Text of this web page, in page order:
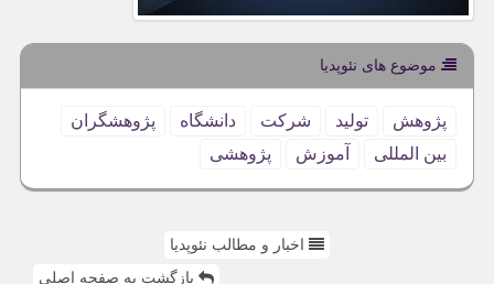
موضوع های نئوپدیا
پژوهش تولید شركت دانشگاه
پژوهشگران
بین المللی
آموزش پژوهشی
اخبار و مطالب نئوپدیا
بازگشت به صفحه اصلی